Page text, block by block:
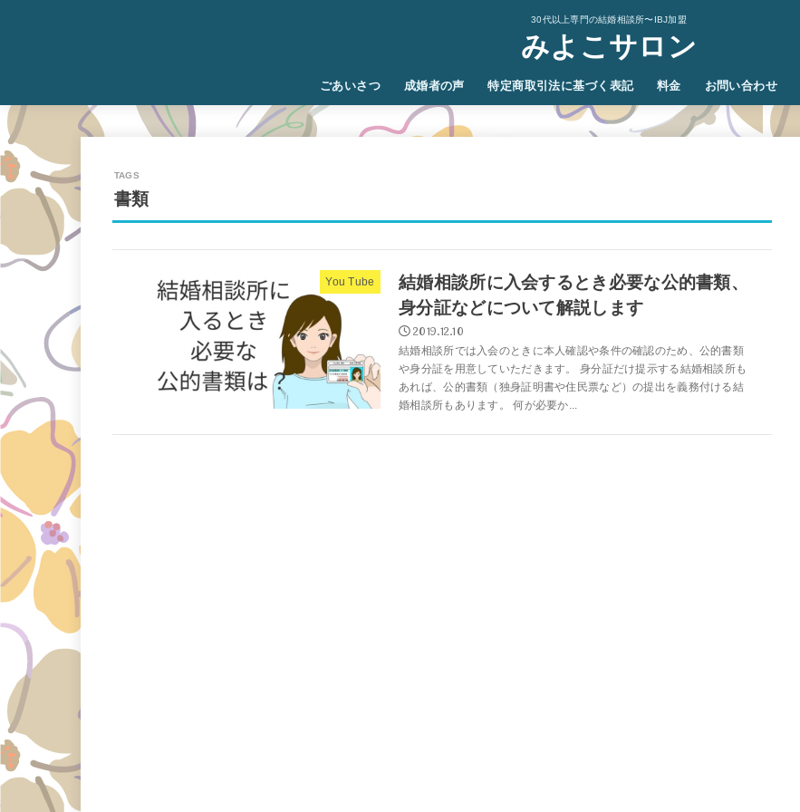
30代以上専門の結婚相談所〜IBJ加盟
みよこサロン
ごあいさつ 成婚者の声 特定商取引法に基づく表記 料金 お問い合わせ
書類
You Tube
結婚相談所に入会するとき必要な公的書類、
身分証などについて解説します
2019.12.10
結婚相談所では入会のときに本人確認や条件の確認のため、公的書類
や身分証を用意していただきます。 身分証だけ提示する結婚相談所も
あれば、公的書類（独身証明書や住民票など）の提出を義務付ける結
婚相談所もあります。 何が必要か...